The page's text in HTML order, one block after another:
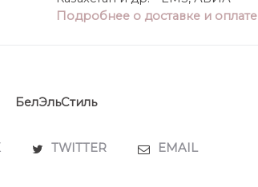
Подробнее о доставке и оплате
БелЭльСтиль
TWITTER EMAIL